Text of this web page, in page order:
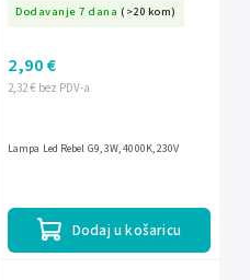
Dodavanje 7 dana (>20 kom)
2,32 € bez PDV-a
2,90 €
Dodaj u košaricu
Lampa Led Rebel G9, 3W, 4000K, 230V